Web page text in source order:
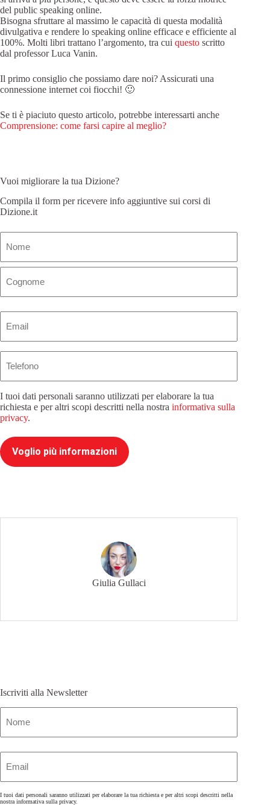
del public speaking online.
Bisogna sfruttare al massimo le capacità di questa modalità
divulgativa e rendere lo speaking online efficace e efficiente al
100%. Molti libri trattano l’argomento, tra cui questo scritto
dal professor Luca Vanin.
Il primo consiglio che possiamo dare noi? Assicurati una
connessione internet coi fiocchi! 🙂
Se ti è piaciuto questo articolo, potrebbe interessarti anche
Comprensione: come farsi capire al meglio?
Vuoi migliorare la tua Dizione?
Compila il form per ricevere info aggiuntive sui corsi di
Dizione.it
I tuoi dati personali saranno utilizzati per elaborare la tua
richiesta e per altri scopi descritti nella nostra informativa sulla
privacy.
Voglio più informazioni
Giulia Gullaci
Iscriviti alla Newsletter
I tuoi dati personali saranno utilizzati per elaborare la tua richiesta e per altri scopi descritti nella
nostrainformativa sulla privacy.